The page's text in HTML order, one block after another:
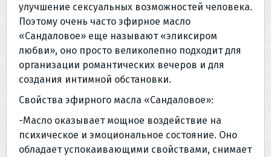
улучшение сексуальных возможностей человека.
Поэтому очень часто эфирное масло
«Сандаловое» еще называют «эликсиром
любви», оно просто великолепно подходит для
организации романтических вечеров и для
создания интимной обстановки.
Свойства эфирного масла «Сандаловое»:
-Масло оказывает мощное воздействие на
психическое и эмоциональное состояние. Оно
обладает успокаивающими свойствами, снимает